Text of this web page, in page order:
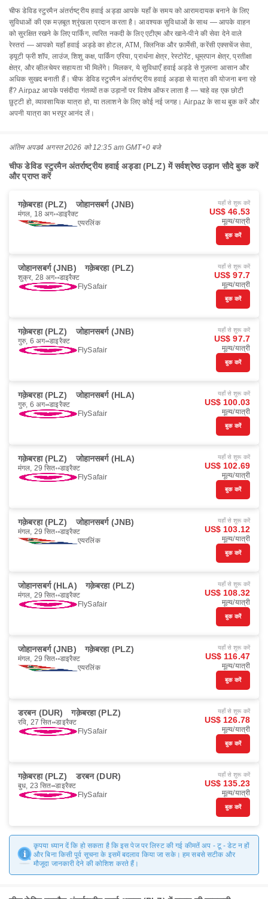
चीफ डेविड स्टुरमैन अंतर्राष्ट्रीय हवाई अड्डा आपके यहाँ के समय को आरामदायक बनाने के लिए
सुविधाओं की एक मज़बूत श्रृंखला प्रदान करता है। आवश्यक सुविधाओं के साथ — आपके वाहन
को सुरक्षित रखने के लिए पार्किंग, त्वरित नकदी के लिए एटीएम और खाने-पीने की सेवा देने वाले
रेस्तरां — आपको यहाँ हवाई अड्डे का होटल, ATM, क्लिनिक और फ़ार्मेसी, करेंसी एक्सचेंज सेवा,
ड्यूटी फ्री शॉप, लाउंज, शिशु कक्ष, पार्किंग एरिया, प्रार्थना क्षेत्र, रेस्टोरेंट, धूम्रपान क्षेत्र, प्रतीक्षा
क्षेत्र, और व्हीलचेयर सहायता भी मिलेंगे। मिलकर, ये सुविधाएँ हवाई अड्डे से गुज़रना आसान और
अधिक सुखद बनाती हैं। चीफ डेविड स्टुरमैन अंतर्राष्ट्रीय हवाई अड्डा से यात्रा की योजना बना रहे
हैं? Airpaz आपके पसंदीदा गंतव्यों तक उड़ानों पर विशेष ऑफर लाता है — चाहे वह एक छोटी
छुट्टी हो, व्यावसायिक यात्रा हो, या तलाशने के लिए कोई नई जगह। Airpaz के साथ बुक करें और
अपनी यात्रा का भरपूर आनंद लें।
अंतिम अपड4 अगस्त 2026 को 12:35 am GMT+0 बजे
चीफ डेविड स्टुरमैन अंतर्राष्ट्रीय हवाई अड्डा (PLZ) में सर्वश्रेष्ठ उड़ान सौदे बुक करें
और प्राप्त करें
गक़ेबरहा (PLZ) जोहानसबर्ग (JNB)
मंगल, 18 अग॰ डाइरैक्ट
एयरलिंक
यहाँ से शुरू करें
US$ 46.53
मूल्य/यात्री
बुक करें
जोहानसबर्ग (JNB) गक़ेबरहा (PLZ)
शुक्र, 28 अग॰ डाइरैक्ट
FlySafair
यहाँ से शुरू करें
US$ 97.7
मूल्य/यात्री
बुक करें
गक़ेबरहा (PLZ) जोहानसबर्ग (JNB)
गुरु, 6 अग॰ डाइरैक्ट
FlySafair
यहाँ से शुरू करें
US$ 97.7
मूल्य/यात्री
बुक करें
गक़ेबरहा (PLZ) जोहानसबर्ग (HLA)
गुरु, 6 अग॰ डाइरैक्ट
FlySafair
यहाँ से शुरू करें
US$ 100.03
मूल्य/यात्री
बुक करें
गक़ेबरहा (PLZ) जोहानसबर्ग (HLA)
मंगल, 29 सित॰ डाइरैक्ट
FlySafair
यहाँ से शुरू करें
US$ 102.69
मूल्य/यात्री
बुक करें
गक़ेबरहा (PLZ) जोहानसबर्ग (JNB)
मंगल, 29 सित॰ डाइरैक्ट
एयरलिंक
यहाँ से शुरू करें
US$ 103.12
मूल्य/यात्री
बुक करें
जोहानसबर्ग (HLA) गक़ेबरहा (PLZ)
मंगल, 29 सित॰ डाइरैक्ट
FlySafair
यहाँ से शुरू करें
US$ 108.32
मूल्य/यात्री
बुक करें
जोहानसबर्ग (JNB) गक़ेबरहा (PLZ)
मंगल, 29 सित॰ डाइरैक्ट
एयरलिंक
यहाँ से शुरू करें
US$ 116.47
मूल्य/यात्री
बुक करें
डरबन (DUR) गक़ेबरहा (PLZ)
रवि, 27 सित॰ डाइरैक्ट
FlySafair
यहाँ से शुरू करें
US$ 126.78
मूल्य/यात्री
बुक करें
गक़ेबरहा (PLZ) डरबन (DUR)
बुध, 23 सित॰ डाइरैक्ट
FlySafair
यहाँ से शुरू करें
US$ 135.23
मूल्य/यात्री
बुक करें
कृपया ध्यान दें कि हो सकता है कि इस पेज पर लिस्ट की गई कीमतें अप - टू - डेट न हों
और बिना किसी पूर्व सूचना के इसमें बदलाव किया जा सके। हम सबसे सटीक और
मौजूदा जानकारी देने की कोशिश करते हैं।